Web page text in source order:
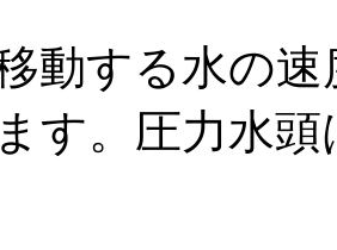
動する水の
す。圧力水